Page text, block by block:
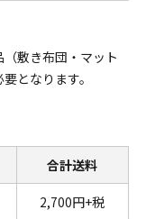
敷き布団・マット
となります。
合計送料
2,700円+税